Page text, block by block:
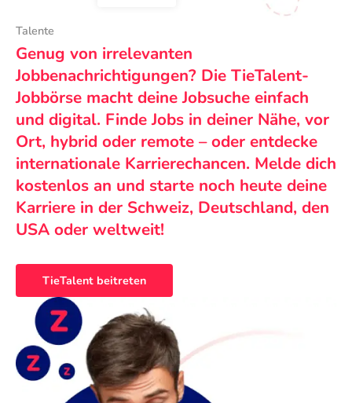
Talente
Genug von irrelevanten
Jobbenachrichtigungen? Die TieTalent-
Jobbörse macht deine Jobsuche einfach
und digital. Finde Jobs in deiner Nähe, vor
Ort, hybrid oder remote – oder entdecke
internationale Karrierechancen. Melde dich
kostenlos an und starte noch heute deine
Karriere in der Schweiz, Deutschland, den
USA oder weltweit!
TieTalent beitreten